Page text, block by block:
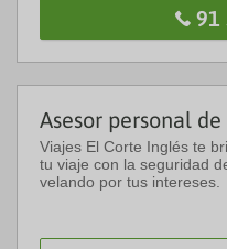
91
Asesor personal
Viajes El Corte Inglés te
tu viaje con la seguridad
velando por tus intereses.